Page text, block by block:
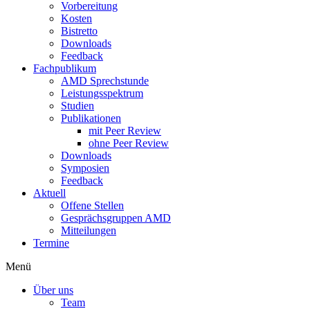
Vorbereitung
Kosten
Bistretto
Downloads
Feedback
Fachpublikum
AMD Sprechstunde
Leistungsspektrum
Studien
Publikationen
mit Peer Review
ohne Peer Review
Downloads
Symposien
Feedback
Aktuell
Offene Stellen
Gesprächsgruppen AMD
Mitteilungen
Termine
Menü
Über uns
Team